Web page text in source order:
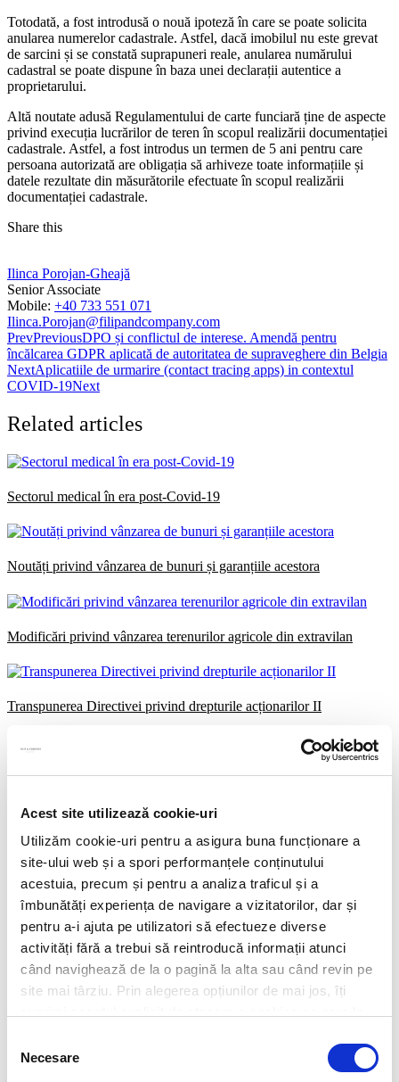
Acest site utilizează cookie-uri
Utilizăm cookie-uri pentru a asigura buna funcționare a
site-ului web și a spori performanțele conținutului
acestuia, precum și pentru a analiza traficul și a
îmbunătăți experiența de navigare a vizitatorilor, dar și
pentru a-i ajuta pe utilizatori să efectueze diverse
activități fără a trebui să reintroducă informații atunci
când navighează de la o pagină la alta sau când revin pe
site mai târziu. Prin alegerea opțiunilor de mai jos, îți
consimțământului
Necesare
Totodată, a fost introdusă o nouă ipoteză în care se poate solicita
anularea numerelor cadastrale. Astfel, dacă imobilul nu este grevat
de sarcini și se constată suprapuneri reale, anularea numărului
cadastral se poate dispune în baza unei declarații autentice a
proprietarului.
Altă noutate adusă Regulamentului de carte funciară ține de aspecte
privind execuția lucrărilor de teren în scopul realizării documentației
cadastrale. Astfel, a fost introdus un termen de 5 ani pentru care
persoana autorizată are obligația să arhiveze toate informațiile și
datele rezultate din măsurătorile efectuate în scopul realizării
documentației cadastrale.
Share this
Ilinca Porojan-Gheajă
Senior Associate
Mobile: +40 733 551 071
Ilinca.Porojan@filipandcompany.com
PrevPreviousDPO și conflictul de interese. Amendă pentru
încălcarea GDPR aplicată de autoritatea de supraveghere din Belgia
NextAplicatiile de urmarire (contact tracing apps) in contextul
COVID-19Next
Related articles
Sectorul medical în era post-Covid-19
Noutăți privind vânzarea de bunuri și garanțiile acestora
Modificări privind vânzarea terenurilor agricole din extravilan
Transpunerea Directivei privind drepturile acționarilor II
istorice
Modificari aduse regulamentului BNR privind regimul valutar
Leave us a message
Name
Email